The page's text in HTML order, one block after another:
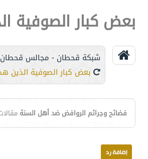
بعض كبار الصوفية
شبكة قحطان - مجالس قحطان
بعض كبار الصوفية الذين
فضائح وجرائم الروافض ضد أهل السنة